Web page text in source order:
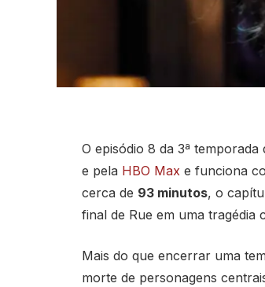
O episódio 8 da 3ª temporada
e pela HBO Max e funciona
cerca de 93 minutos, o
final de Rue em uma
Mais do que encerrar uma
morte de personagens